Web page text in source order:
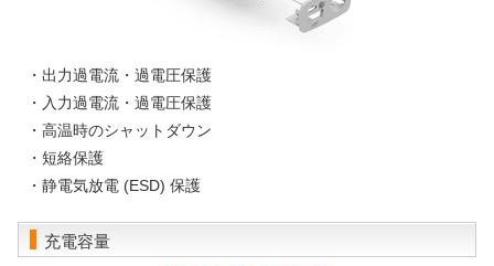
・出力過電流・過電圧保護
・入力過電流・過電圧保護
・高温時のシャットダウン
・短絡保護
・静電気放電 (ESD) 保護
充電容量